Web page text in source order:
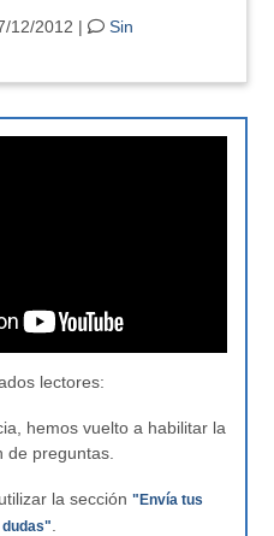
12/2012 |
Sin
lectores:
hemos vuelto a habilitar la
de preguntas.
la sección "Envía tus
dudas"